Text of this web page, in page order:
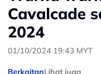
Cavalcade
2024
01/10/2024 19:43 MYT
BerkaitanLihat juga